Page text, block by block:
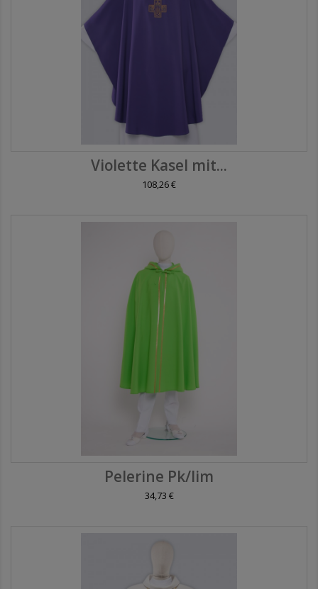
Violette Kasel mit...
108,26 €
Pelerine Pk/lim
34,73 €